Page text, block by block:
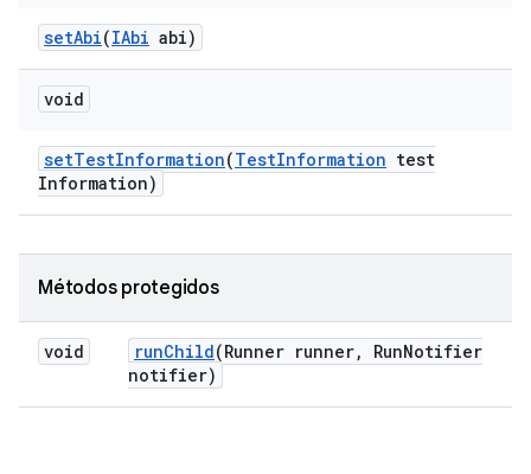
setAbi(IAbi abi)
void
setTestInformation(TestInformation test
Information)
Métodos protegidos
void runChild(Runner runner, RunNotifier
notifier)